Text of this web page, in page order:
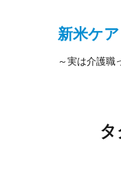
新米ケ
～実は介護職
タ